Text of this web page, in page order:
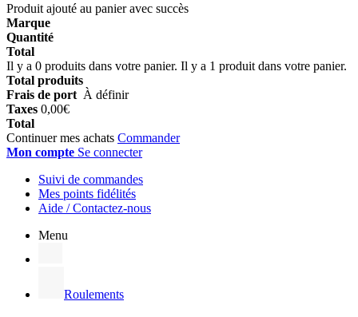
Produit ajouté au panier avec succès
Marque
Quantité
Total
Il y a 0 produits dans votre panier. Il y a 1 produit dans votre panier.
Total produits
Frais de port À définir
Taxes 0,00€
Total
Continuer mes achats Commander
Mon compte Se connecter
Suivi de commandes
Mes points fidélités
Aide / Contactez-nous
Menu
Roulements